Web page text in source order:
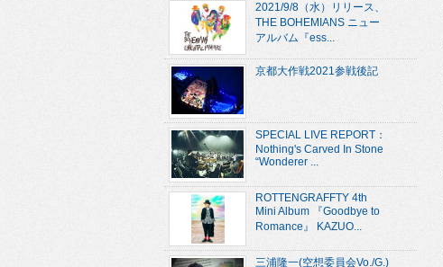
2021/9/8（水）リリース、
THE BOHEMIANS ニュー
アルバム『ess...
京都大作戦2021参戦後記
SPECIAL LIVE REPORT：
Nothing's Carved In Stone
“Wonderer ...
ROTTENGRAFFTY 4th
Mini Album 『Goodbye to
Romance』 KAZUO...
三浦隆一(空想委員会Vo./G.)